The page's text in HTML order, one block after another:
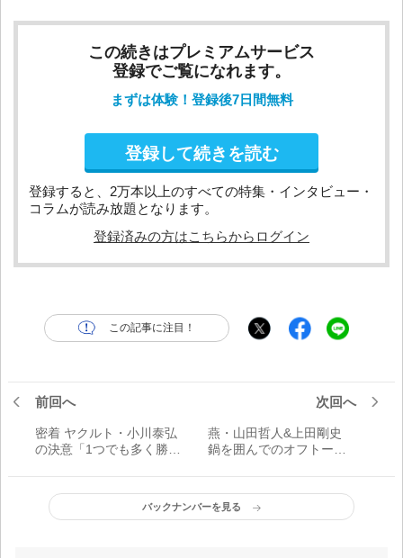
この続きはプレミアムサービス
登録でご覧になれます。
まずは体験！登録後7日間無料
登録して続きを読む
登録すると、2万本以上のすべての特集・インタビュー・
コラムが読み放題となります。
登録済みの方はこちらからログイン
この記事に注目！
前回へ
密着 ヤクルト・小川泰弘
の決意「1つでも多く勝
次回へ
燕・山田哲人&上田剛史
鍋を囲んでのオフトー
バックナンバーを見る